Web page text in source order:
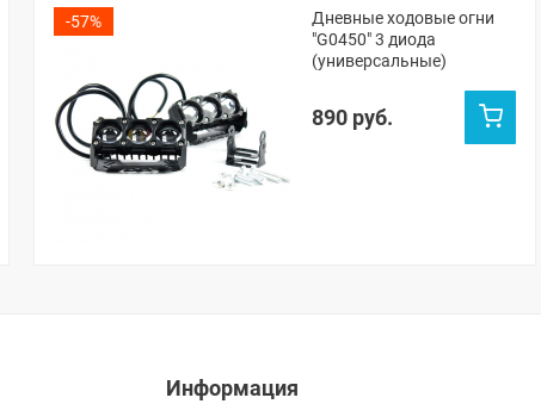
-57%
Дневные ходовые огни
"G0450" 3 диода
(универсальные)
890 руб.
Информация